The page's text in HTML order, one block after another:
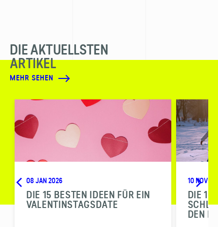
DIE AKTUELLSTEN
ARTIKEL
MEHR SEHEN
08 JAN 2026
DIE 15 BESTEN IDEEN FÜR EIN
VALENTINSTAGSDATE
10 NOV
DIE 10
DEN